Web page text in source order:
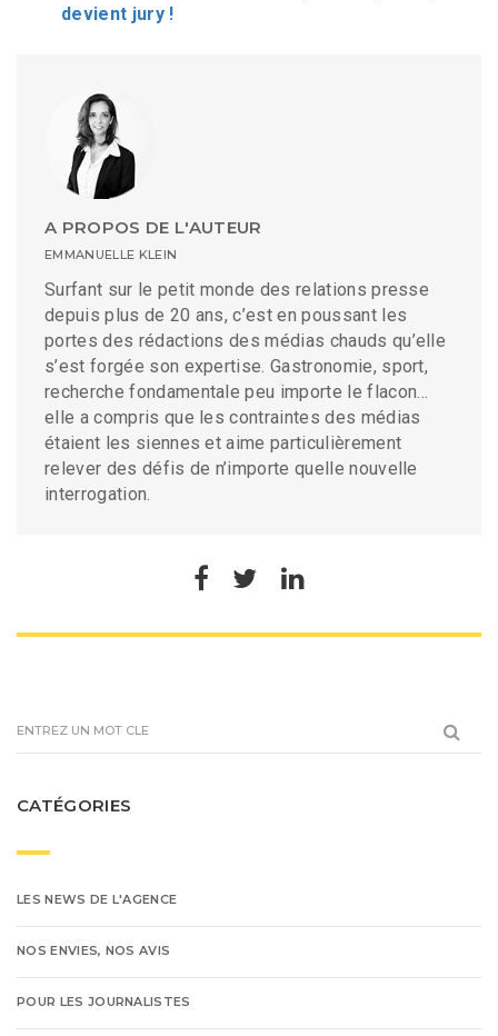
devient jury !
A PROPOS DE L'AUTEUR
EMMANUELLE KLEIN
Surfant sur le petit monde des relations presse
depuis plus de 20 ans, c’est en poussant les
portes des rédactions des médias chauds qu’elle
s’est forgée son expertise. Gastronomie, sport,
recherche fondamentale peu importe le flacon…
elle a compris que les contraintes des médias
étaient les siennes et aime particulièrement
relever des défis de n’importe quelle nouvelle
interrogation.
CATÉGORIES
LES NEWS DE L'AGENCE
NOS ENVIES, NOS AVIS
POUR LES JOURNALISTES